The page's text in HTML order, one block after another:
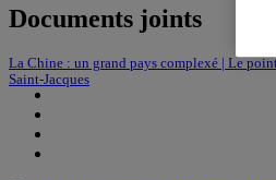
Documents joints
La Chine : un grand pays complexé | Le
Saint-Jacques